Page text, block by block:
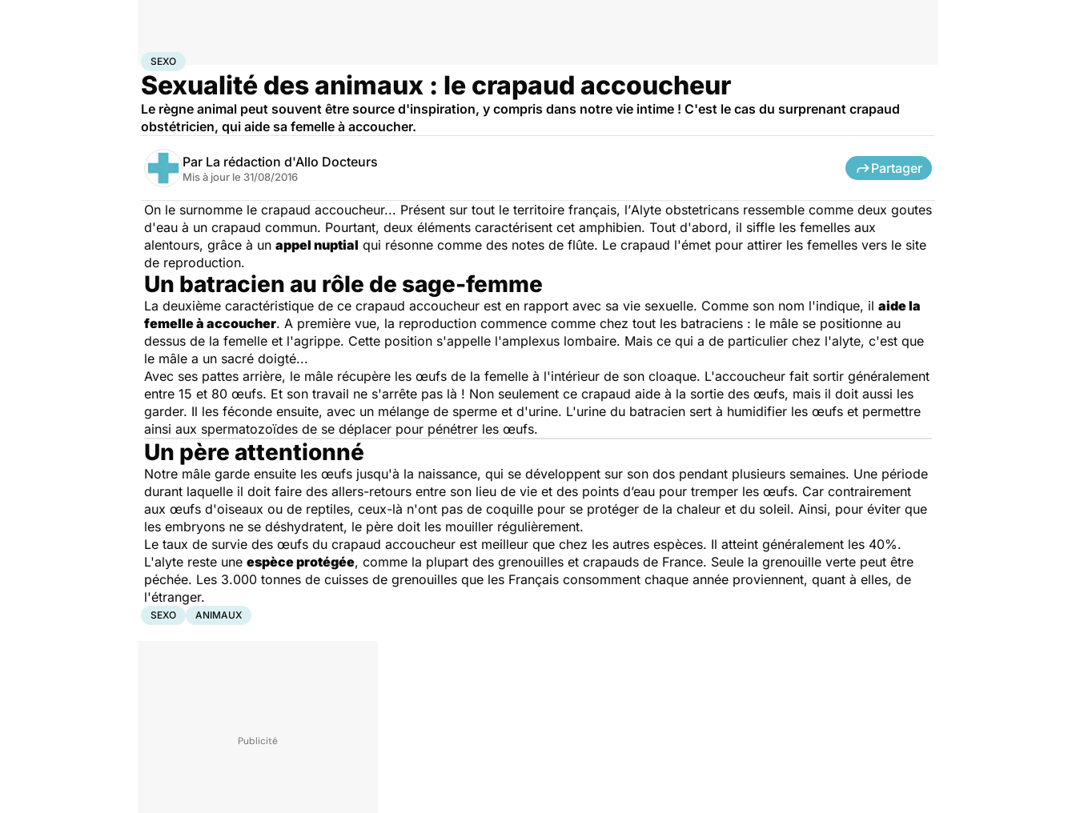
AccueilBien-être
SEXO
Sexualité des animaux : le crapaud accoucheur
Le règne animal peut souvent être source d'inspiration, y compris dans notre vie intime ! C'est le cas du surprenant crapaud
obstétricien, qui aide sa femelle à accoucher.
Par La rédaction d'Allo Docteurs
Mis à jour le 31/08/2016
Partager
On le surnomme le crapaud accoucheur... Présent sur tout le territoire français, l’Alyte obstetricans ressemble comme deux goutes
d'eau à un crapaud commun. Pourtant, deux éléments caractérisent cet amphibien. Tout d'abord, il siffle les femelles aux
alentours, grâce à un appel nuptial qui résonne comme des notes de flûte. Le crapaud l'émet pour attirer les femelles vers le site
de reproduction.
Un batracien au rôle de sage-femme
La deuxième caractéristique de ce crapaud accoucheur est en rapport avec sa vie sexuelle. Comme son nom l'indique, il aide la
femelle à accoucher. A première vue, la reproduction commence comme chez tout les batraciens : le mâle se positionne au
dessus de la femelle et l'agrippe. Cette position s'appelle l'amplexus lombaire. Mais ce qui a de particulier chez l'alyte, c'est que
le mâle a un sacré doigté...
Avec ses pattes arrière, le mâle récupère les œufs de la femelle à l'intérieur de son cloaque. L'accoucheur fait sortir généralement
entre 15 et 80 œufs. Et son travail ne s'arrête pas là ! Non seulement ce crapaud aide à la sortie des œufs, mais il doit aussi les
garder. Il les féconde ensuite, avec un mélange de sperme et d'urine. L'urine du batracien sert à humidifier les œufs et permettre
ainsi aux spermatozoïdes de se déplacer pour pénétrer les œufs.
Un père attentionné
Notre mâle garde ensuite les œufs jusqu'à la naissance, qui se développent sur son dos pendant plusieurs semaines. Une période
durant laquelle il doit faire des allers-retours entre son lieu de vie et des points d’eau pour tremper les œufs. Car contrairement
aux œufs d'oiseaux ou de reptiles, ceux-là n'ont pas de coquille pour se protéger de la chaleur et du soleil. Ainsi, pour éviter que
les embryons ne se déshydratent, le père doit les mouiller régulièrement.
Le taux de survie des œufs du crapaud accoucheur est meilleur que chez les autres espèces. Il atteint généralement les 40%.
L'alyte reste une espèce protégée, comme la plupart des grenouilles et crapauds de France. Seule la grenouille verte peut être
péchée. Les 3.000 tonnes de cuisses de grenouilles que les Français consomment chaque année proviennent, quant à elles, de
l'étranger.
SEXO ANIMAUX